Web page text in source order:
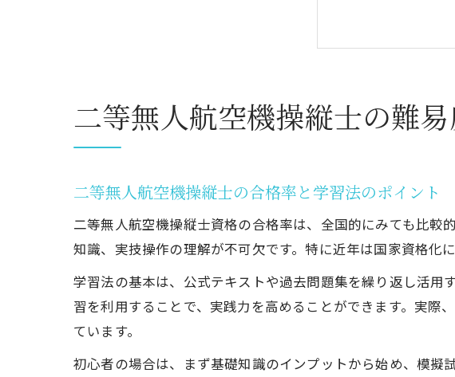
最新ドロ
二等無人
宮城県仙台市
宮城で二
ドローン
宮城県内
二等無人
二等無人航空機操縦士の難
二等無人航空機操縦士の合格率と学習法のポイント
二等無人航空機操縦士資格の合格率は、全国的にみても比較
知識、実技操作の理解が不可欠です。特に近年は国家資格化
学習法の基本は、公式テキストや過去問題集を繰り返し活用
習を利用することで、実践力を高めることができます。実際
ています。
初心者の場合は、まず基礎知識のインプットから始め、模擬